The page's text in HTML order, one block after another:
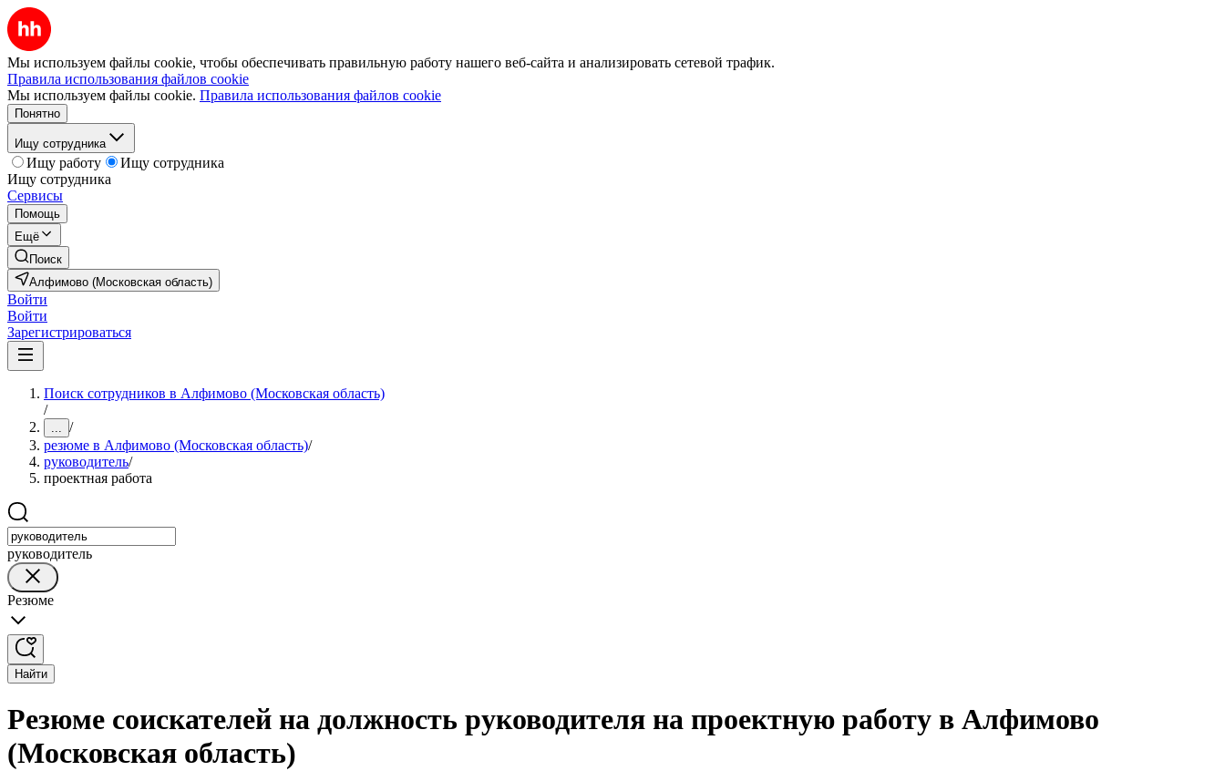
Мы используем файлы cookie, чтобы обеспечивать правильную работу нашего веб-сайта и анализировать сетевой трафик.
Правила использования файлов cookie
Мы используем файлы cookie. Правила использования файлов cookie
Понятно
Ищу сотрудника
Ищу работу
Ищу сотрудника
Ищу сотрудника
Сервисы
Помощь
Ещё
Поиск
Алфимово (Московская область)
Войти
Войти
Зарегистрироваться
Поиск сотрудников в Алфимово (Московская область)
/
... /
резюме в Алфимово (Московская область)/
руководитель/
проектная работа
руководитель
Резюме
Найти
Резюме соискателей на должность руководителя на проектную работу в Алфимово
(Московская область)